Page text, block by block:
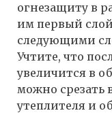
огнезащиту в
им первый
следующими
Учтите, что
увеличится в
можно
утеплителя и